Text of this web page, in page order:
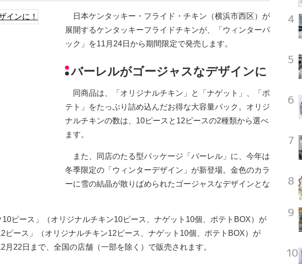
日本ケンタッキー・フライド・チキン（横浜市西区）が
展開するケンタッキーフライドチキンが、「ウィンターパ
ック」を11月24日から期間限定で発売します。
バーレルがゴージャスなデザインに
同商品は、「オリジナルチキン」と「ナゲット」、「ポ
テト」をたっぷり詰め込んだお得な大容量パック。オリジ
ナルチキンの数は、10ピースと12ピースの2種類から選べ
ます。
また、同店のたる型パッケージ「バーレル」に、今年は
冬季限定の「ウィンターデザイン」が新登場。金色のカラ
ーに雪の結晶が散りばめられたゴージャスなデザインとな
ピース」（オリジナルチキン10ピース、ナゲット10個、ポテトBOX）が
ピース」（オリジナルチキン12ピース、ナゲット10個、ポテトBOX）が
22日まで、全国の店舗（一部を除く）で販売されます。